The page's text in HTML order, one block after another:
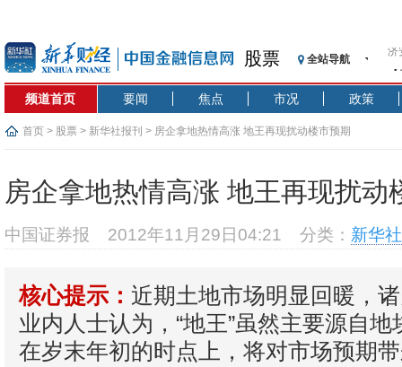
股票 全站导航
【
记
央
沥
济
频道首页 要闻 焦点 市况 政策
首页 > 股票 > 新华社报刊 > 房企拿地热情高涨 地王再现扰动楼市预期
房企拿地热情高涨 地王再现扰动
中国证券报 2012年11月29日04:21 分类： 新华
核心提示： 近期土地市场明显回暖，诸
业内人士认为，“地王”虽然主要源自
在岁末年初的时点上，将对市场预期